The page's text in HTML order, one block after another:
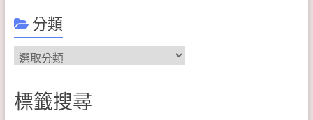
分類
分
類
標籤搜尋